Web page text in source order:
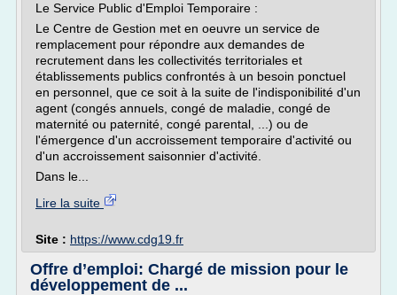
Le Service Public d'Emploi Temporaire :
Le Centre de Gestion met en oeuvre un service de
remplacement pour répondre aux demandes de
recrutement dans les collectivités territoriales et
établissements publics confrontés à un besoin ponctuel
en personnel, que ce soit à la suite de l'indisponibilité d'un
agent (congés annuels, congé de maladie, congé de
maternité ou paternité, congé parental, ...) ou de
l'émergence d'un accroissement temporaire d'activité ou
d'un accroissement saisonnier d'activité.
Dans le...
Lire la suite
Site : https://www.cdg19.fr
Offre d’emploi: Chargé de mission pour le
développement de ...